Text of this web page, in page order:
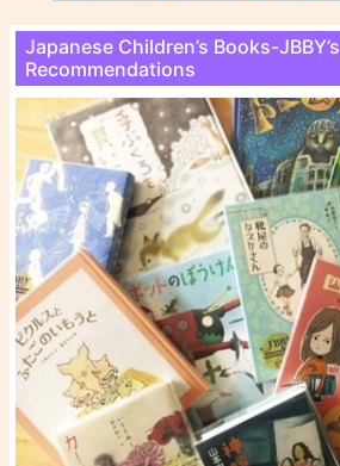
Japanese Children’s Books-JBBY’s
Recommendations